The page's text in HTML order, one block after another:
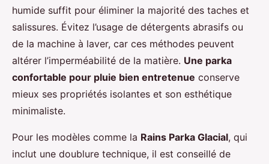
humide suffit pour éliminer la majorité des taches et
salissures. Évitez l’usage de détergents abrasifs ou
de la machine à laver, car ces méthodes peuvent
altérer l’imperméabilité de la matière. Une parka
confortable pour pluie bien entretenue conserve
mieux ses propriétés isolantes et son esthétique
minimaliste.
Pour les modèles comme la Rains Parka Glacial, qui
inclut une doublure technique, il est conseillé de